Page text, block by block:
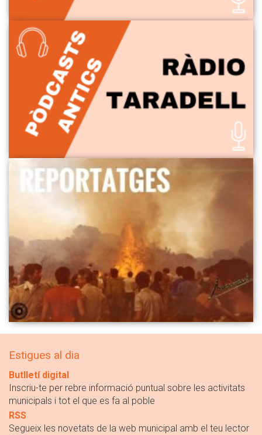
Estigues al dia
Butlletí digital
Inscriu-te per rebre informació puntual sobre les activitats
municipals i tot el que es fa al poble
RSS
Segueix les novetats de la web municipal amb el teu lector